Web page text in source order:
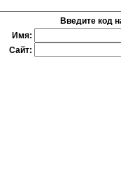
Введите код
Имя:
Сайт: